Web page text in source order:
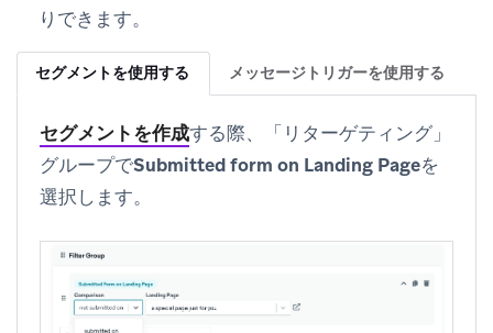
りできます。
セグメントを使用する メッセージトリガーを使用する
セグメントを作成する際、「リターゲティング」
グループでSubmitted form on Landing Pageを
選択します。